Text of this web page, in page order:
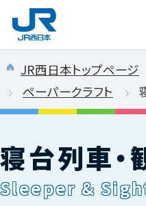
JR西日本トップページ
ペーパークラフト
寝
車・
観
光
車
寝台列車・
Sleeper &